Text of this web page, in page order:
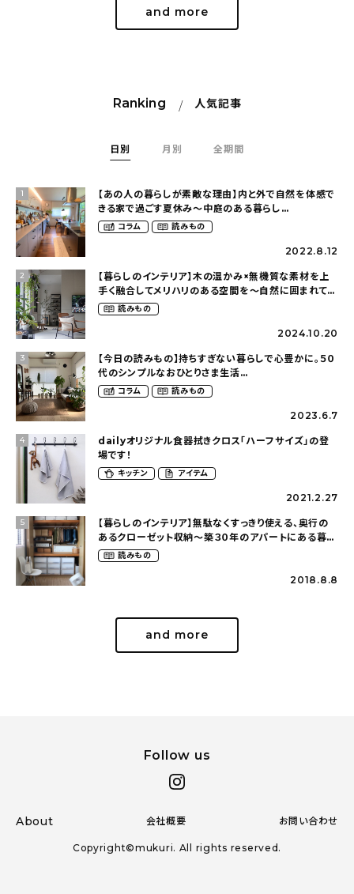
and more
Ranking 人気記事
日別 月別 全期間
1
【あの人の暮らしが素敵な理由】内と外で自然を体感で
きる家で過ごす夏休み〜中庭のある暮らし
（yume_2700さん）
コラム 読みもの
2022.8.12
2
【暮らしのインテリア】木の温かみ×無機質な素材を上
手く融合してメリハリのある空間を〜自然に囲まれて暮
らす（ki_no_ieさん）
読みもの
2024.10.20
3
【今日の読みもの】持ちすぎない暮らしで心豊かに。５０
代のシンプルなおひとりさま生活
（ohitorisama_kurasiさん）
コラム 読みもの
2023.6.7
4
dailyオリジナル食器拭きクロス「ハーフサイズ」の登
場です！
キッチン アイテム
2021.2.27
5
【暮らしのインテリア】無駄なくすっきり使える、奥行の
あるクローゼット収納〜築３０年のアパートにある暮ら
し（mari_ppe_さん）
読みもの
2018.8.8
and more
Follow us
About 会社概要 お問い合わせ
Copyright©mukuri. All rights reserved.